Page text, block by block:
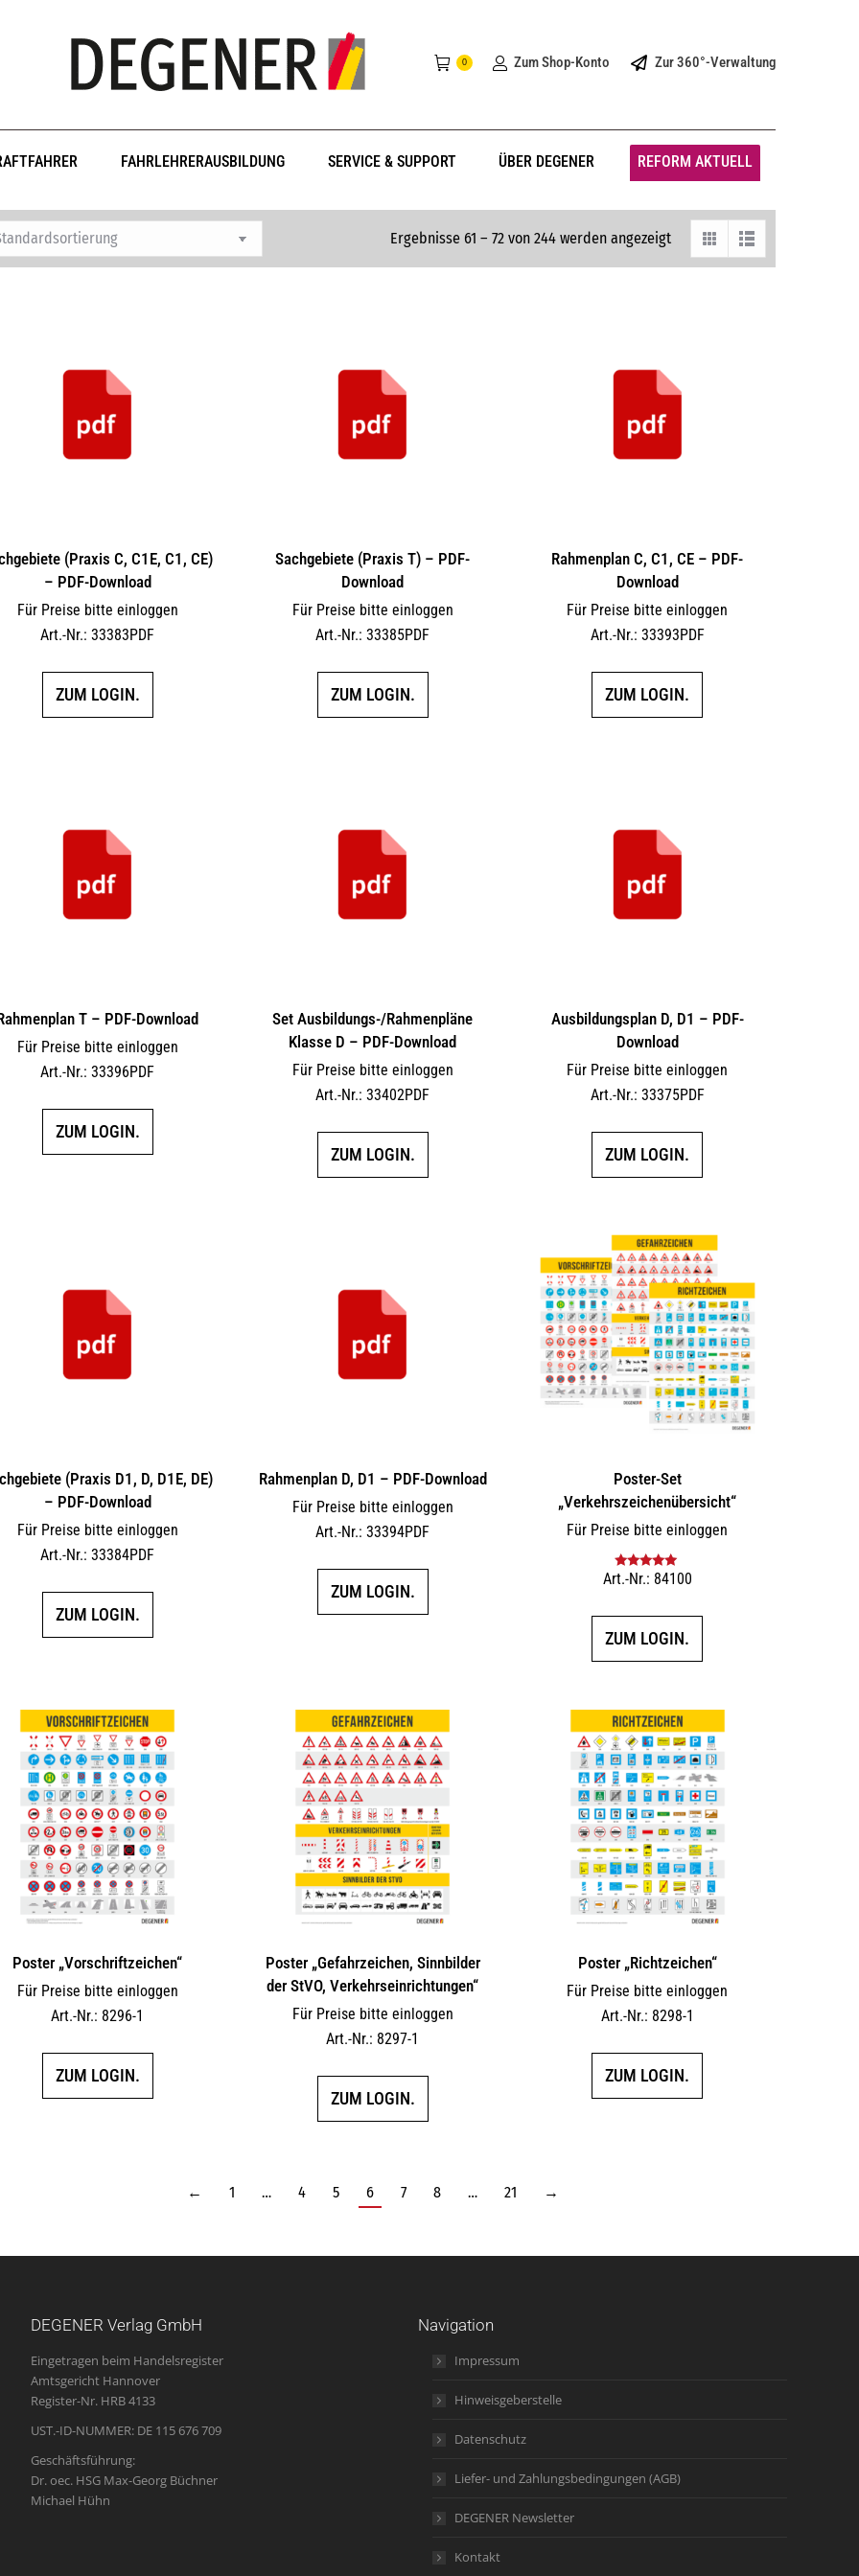
0 Zum Shop-Konto Zur 360°-Verwaltung
FAHRLEHRERAUSBILDUNG SERVICE & SUPPORT ÜBER DEGENER REFORM AKTUELL
Ergebnisse 61 – 72 von 244 werden angezeigt
(Praxis C, C1E, C1, CE)
– PDF-Download
Für Preise bitte einloggen
Art.-Nr.: 33383PDF
ZUM LOGIN.
Sachgebiete (Praxis T) – PDF-
Download
Für Preise bitte einloggen
Art.-Nr.: 33385PDF
ZUM LOGIN.
Rahmenplan C, C1, CE – PDF-
Download
Für Preise bitte einloggen
Art.-Nr.: 33393PDF
ZUM LOGIN.
T – PDF-Download
Für Preise bitte einloggen
Art.-Nr.: 33396PDF
ZUM LOGIN.
Set Ausbildungs-/Rahmenpläne
Klasse D – PDF-Download
Für Preise bitte einloggen
Art.-Nr.: 33402PDF
ZUM LOGIN.
Ausbildungsplan D, D1 – PDF-
Download
Für Preise bitte einloggen
Art.-Nr.: 33375PDF
ZUM LOGIN.
(Praxis D1, D, D1E, DE)
– PDF-Download
Für Preise bitte einloggen
Art.-Nr.: 33384PDF
ZUM LOGIN.
Rahmenplan D, D1 – PDF-Download
Für Preise bitte einloggen
Art.-Nr.: 33394PDF
ZUM LOGIN.
Poster-Set
„Verkehrszeichenübersicht“
Für Preise bitte einloggen
Bewertet mit
Art.-Nr.: 84100
ZUM LOGIN.
Poster „Vorschriftzeichen“
Für Preise bitte einloggen
Art.-Nr.: 8296-1
ZUM LOGIN.
Poster „Gefahrzeichen, Sinnbilder
der StVO, Verkehrseinrichtungen“
Für Preise bitte einloggen
Art.-Nr.: 8297-1
ZUM LOGIN.
Poster „Richtzeichen“
Für Preise bitte einloggen
Art.-Nr.: 8298-1
ZUM LOGIN.
← 1 … 4 5 6 7 8 … 21 →
DEGENER Verlag GmbH
Eingetragen beim Handelsregister
Amtsgericht Hannover
Register-Nr. HRB 4133
UST.-ID-NUMMER: DE 115 676 709
Geschäftsführung:
Dr. oec. HSG Max-Georg Büchner
Michael Hühn
Navigation
Impressum
Hinweisgeberstelle
Datenschutz
Liefer- und Zahlungsbedingungen (AGB)
DEGENER Newsletter
Kontakt